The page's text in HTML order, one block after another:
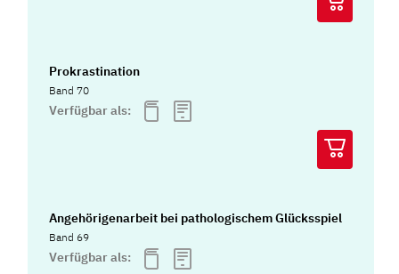
Prokrastination
Band 70
Verfügbar als:
Angehörigenarbeit bei pathologischem Glücksspiel
Band 69
Verfügbar als: